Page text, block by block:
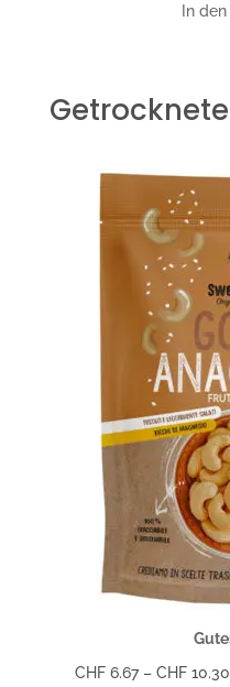
In
CHF 6.67 –CHF 10.30